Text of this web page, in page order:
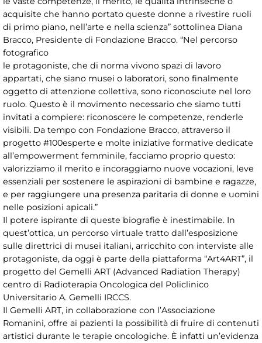
acquisite che hanno portato queste donne a rivestire ruoli
di primo piano, nell’arte e nella scienza” sottolinea Diana
Bracco, Presidente di Fondazione Bracco. “Nel percorso
fotografico
le protagoniste, che di norma vivono spazi di lavoro
appartati, che siano musei o laboratori, sono finalmente
oggetto di attenzione collettiva, sono riconosciute nel loro
ruolo. Questo è il movimento necessario che siamo tutti
invitati a compiere: riconoscere le competenze, renderle
visibili. Da tempo con Fondazione Bracco, attraverso il
progetto #100esperte e molte iniziative formative dedicate
all’empowerment femminile, facciamo proprio questo:
valorizziamo il merito e incoraggiamo nuove vocazioni, leve
essenziali per sostenere le aspirazioni di bambine e ragazze,
e per raggiungere una presenza paritaria di donne e uomini
nelle posizioni apicali.”
Il potere ispirante di queste biografie è inestimabile. In
quest’ottica, un percorso virtuale tratto dall’esposizione
sulle direttrici di musei italiani, arricchito con interviste alle
protagoniste, da oggi è parte della piattaforma “Art4ART”, il
progetto del Gemelli ART (Advanced Radiation Therapy)
centro di Radioterapia Oncologica del Policlinico
Universitario A. Gemelli IRCCS.
Il Gemelli ART, in collaborazione con l’Associazione
Romanini, offre ai pazienti la possibilità di fruire di contenuti
artistici durante le terapie oncologiche. È infatti un’evidenza